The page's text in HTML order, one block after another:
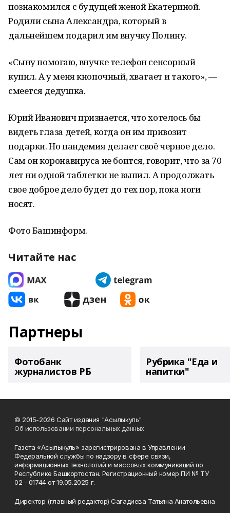
познакомился с будущей женой Екатериной.
Родили сына Александра, который в
дальнейшем подарил им внучку Полину.
«Сыну помогаю, внучке телефон сенсорный
купил. А у меня кнопочный, хватает и такого», —
смеется дедушка.
Юрий Иванович признается, что хотелось бы
видеть глаза детей, когда он им привозит
подарки. Но пандемия делает своё черное дело.
Сам он коронавируса не боится, говорит, что за 70
лет ни одной таблетки не выпил. А продолжать
свое доброе дело будет до тех пор, пока ноги
носят.
Фото Башинформ.
Читайте нас
Партнеры
Фотобанк
журналистов РБ
Рубрика "Еда и
напитки"
© 2015-2026 Сайт издания "Асылыкуль"
Об использовании персональных данных
Газета «Асылыкуль» зарегистрирована в Управлении
Федеральной службы по надзору в сфере связи,
информационных технологий и массовых коммуникаций по
Республике Башкортостан. Регистрационный номер ПИ № ТУ
02 - 01744 от 19.05.2025 г.
Директор (главный редактор) Сагадиева Татьяна Анатольевна